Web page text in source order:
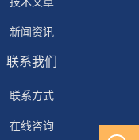
新闻资讯
联系我们
联系方式
在线咨询